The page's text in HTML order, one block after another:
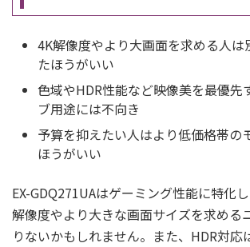
4K解像度やより大画面を求める人は
たほうがいい
色域やHDR性能など映像美を最優先
ブ用途には不向き
予算を抑えたい人はより低価格帯の
ほうがいい
EX-GDQ271UAはゲーミング性能に特化
解像度やより大きな画面サイズを求める
りないかもしれません。また、HDR対応